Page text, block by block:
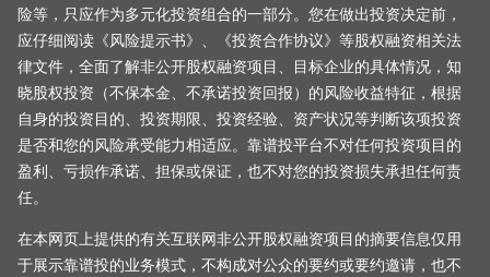
险等，只应作为多元化投资组合的一部分。您在做出投资决定前，
应仔细阅读《风险提示书》、《投资合作协议》等股权融资相关法
律文件，全面了解非公开股权融资项目、目标企业的具体情况，知
晓股权投资（不保本金、不承诺投资回报）的风险收益特征，根据
自身的投资目的、投资期限、投资经验、资产状况等判断该项投资
是否和您的风险承受能力相适应。靠谱投平台不对任何投资项目的
盈利、亏损作承诺、担保或保证，也不对您的投资损失承担任何责
任。
在本网页上提供的有关互联网非公开股权融资项目的摘要信息仅用
于展示靠谱投的业务模式，不构成对公众的要约或要约邀请，也不